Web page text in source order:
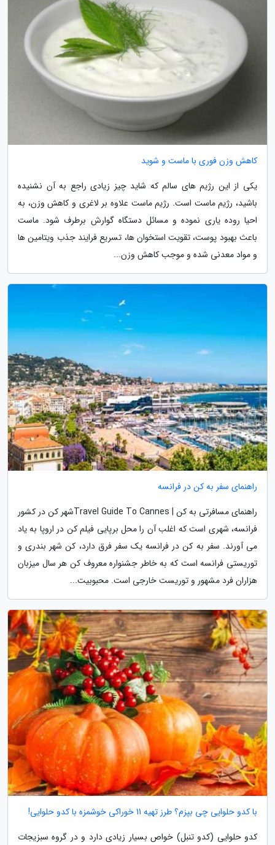
کاهش وزن فوری با ماست و شوید
یکی از این رژیم های سالم که شاید چیز زیادی راجع به آن نشنیده
باشید، رژیم ماست است. رژیم ماست علاوه بر لاغری و کاهش وزن، به
احیا روده یاری نموده و مسائل دستگاه گوارش برطرف شود. ماست
باعث بهبود پوست، تقویت استخوان ها، تسریع فرایند جذب ویتامین ها
و مواد معدنی شده و موجب کاهش وزن...
راهنمای سفر به کن در فرانسه
راهنمای مسافرتی به کن | Travel Guide To Cannesشهر کن در کشور
فرانسه، شهری است که اغلب آن را محل برپایی فیلم کن در اروپا به یاد
می آورند. سفر به کن در فرانسه یک سفر فرق دارد، کن شهر بندری و
توریستی فرانسه است که به خاطر جشنواره معروف کن هر سال میزبان
هزاران فرد مشهور و توریست خارجی است. محبوبیت...
با کدو حلوایی چی بپزم؟ طرز تهیه 11 خوراکی خوشمزه با کدو حلوایی!
کدو حلوایی (کدو تنبل) خواص بسیار زیادی دارد و در گروه سبزیجات